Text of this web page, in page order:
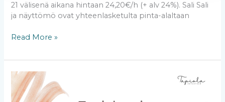
21 välisenä aikana hintaan 24,20€/h (+ alv 24%). Sali Sali
ja näyttömö ovat yhteenlasketulta pinta-alaltaan
Read More »
Tapiola
on
saanut